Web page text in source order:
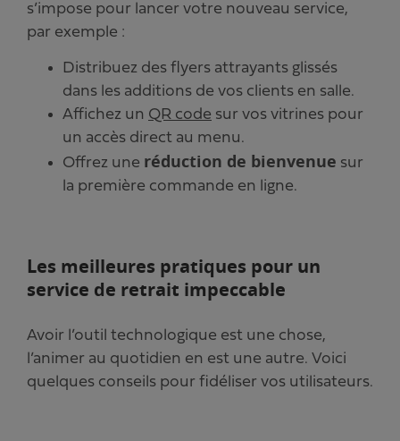
s’impose pour lancer votre nouveau service,
par exemple :
Distribuez des flyers attrayants glissés
dans les additions de vos clients en salle.
Affichez un QR code sur vos vitrines pour
un accès direct au menu.
Offrez une réduction de bienvenue sur
la première commande en ligne.
Les meilleures pratiques pour un
service de retrait impeccable
Avoir l’outil technologique est une chose,
l’animer au quotidien en est une autre. Voici
quelques conseils pour fidéliser vos utilisateurs.